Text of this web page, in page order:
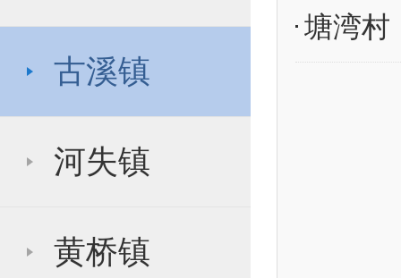
古溪镇
河失镇
黄桥镇
塘湾村